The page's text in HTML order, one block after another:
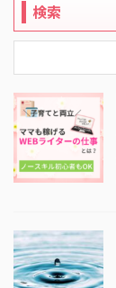
検索